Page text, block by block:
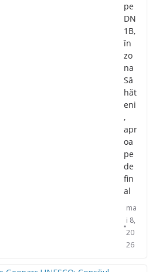
pe
DN
1B,
în
zo
na
Să
hăt
eni
,
apr
oa
pe
de
fin
al
ma
i 8,
20
26